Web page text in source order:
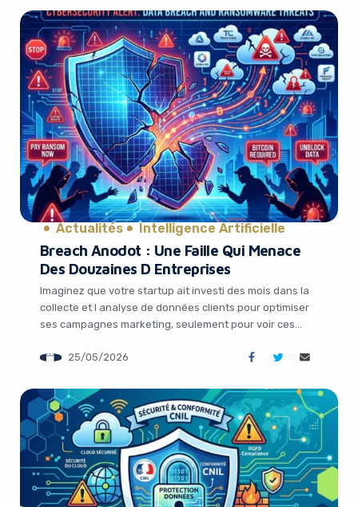
d’une entreprise de spyware condamné pointe du doigt
le plus haut niveau de l’État. […]
Actualités Intelligence Artificielle
Breach Anodot : Une Faille Qui Menace
Des Douzaines D Entreprises
Imaginez que votre startup ait investi des mois dans la
collecte et l analyse de données clients pour optimiser
ses campagnes marketing, seulement pour voir ces
apparence inoffensif. C est exactement ce qui arrive en
une […]
25/05/2026
It looks like you're
using an ad-blocker!